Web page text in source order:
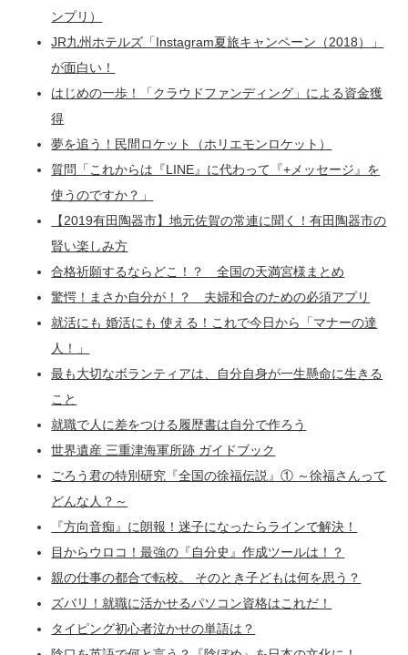
ンプリ）
JR九州ホテルズ「Instagram夏旅キャンペーン（2018）」
が面白い！
はじめの一歩！「クラウドファンディング」による資金獲
得
夢を追う！民間ロケット（ホリエモンロケット）
質問「これからは『LINE』に代わって『+メッセージ』を
使うのですか？」
【2019有田陶器市】地元佐賀の常連に聞く！有田陶器市の
賢い楽しみ方
合格祈願するならどこ！？ 全国の天満宮様まとめ
驚愕！まさか自分が！？ 夫婦和合のための必須アプリ
就活にも 婚活にも 使える！これで今日から「マナーの達
人！」
最も大切なボランティアは、自分自身が一生懸命に生きる
こと
就職で人に差をつける履歴書は自分で作ろう
世界遺産 三重津海軍所跡 ガイドブック
ごろう君の特別研究『全国の徐福伝説』① ～徐福さんって
どんな人？～
『方向音痴』に朗報！迷子になったらラインで解決！
目からウロコ！最強の『自分史』作成ツールは！？
親の仕事の都合で転校。 そのとき子どもは何を思う？
ズバリ！就職に活かせるパソコン資格はこれだ！
タイピング初心者泣かせの単語は？